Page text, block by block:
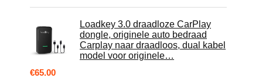
Loadkey 3.0 draadloze CarPlay
dongle, originele auto bedraad
Carplay naar draadloos, dual kabel
model voor originele…
€65.00